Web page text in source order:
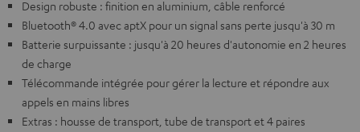
Design robuste : finition en aluminium, câble renforcé
Bluetooth® 4.0 avec aptX pour un signal sans perte jusqu'à 30 m
Batterie surpuissante : jusqu'à 20 heures d'autonomie en 2 heures
de charge
Télécommande intégrée pour gérer la lecture et répondre aux
appels en mains libres
Extras : housse de transport, tube de transport et 4 paires